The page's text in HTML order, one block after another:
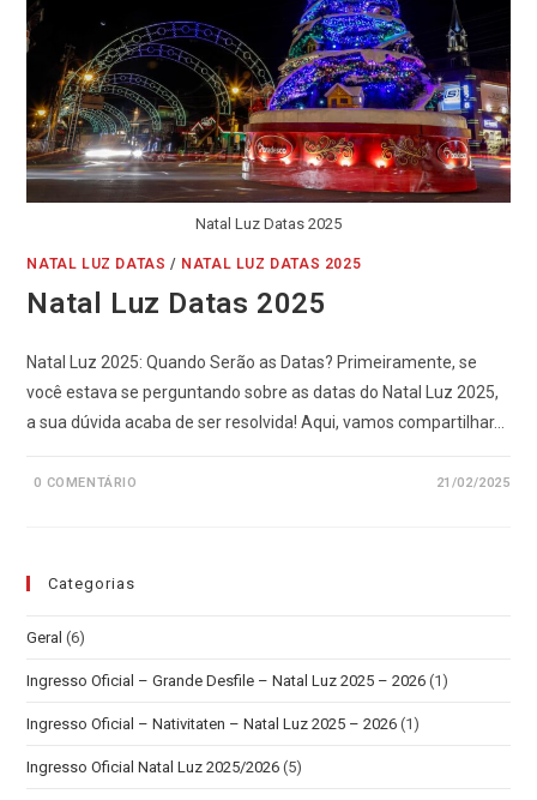
Natal Luz Datas 2025
NATAL LUZ DATAS / NATAL LUZ DATAS 2025
Natal Luz Datas 2025
Natal Luz 2025: Quando Serão as Datas? Primeiramente, se
você estava se perguntando sobre as datas do Natal Luz 2025,
a sua dúvida acaba de ser resolvida! Aqui, vamos compartilhar…
0 COMENTÁRIO 21/02/2025
Categorias
Geral (6)
Ingresso Oficial – Grande Desfile – Natal Luz 2025 – 2026 (1)
Ingresso Oficial – Nativitaten – Natal Luz 2025 – 2026 (1)
Ingresso Oficial Natal Luz 2025/2026 (5)